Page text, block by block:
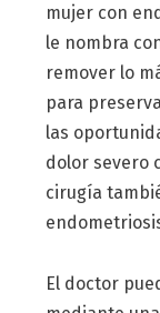
mujer con
le nombra
remover lo
para
las
dolor severo
cirugía
El doctor